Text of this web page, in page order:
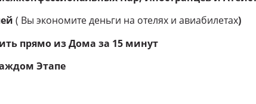
( Вы экономите деньги на отелях и авиабилетах)
прямо из Дома за 15 минут
Этапе